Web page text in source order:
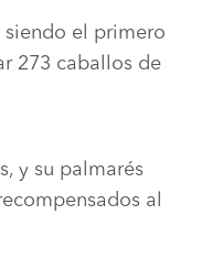
siendo el primero
273 caballos de
y su palmarés
al